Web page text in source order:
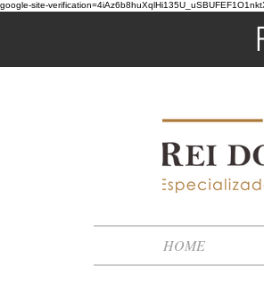
google-site-
HOME